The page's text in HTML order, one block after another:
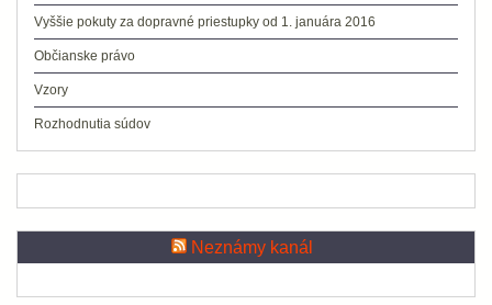
Vyššie pokuty za dopravné priestupky od 1. januára 2016
Občianske právo
Vzory
Rozhodnutia súdov
Neznámy kanál